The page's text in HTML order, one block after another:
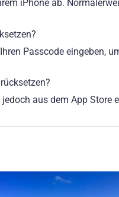
iPhone ab.
Passcode eingeben,
aus dem App Store